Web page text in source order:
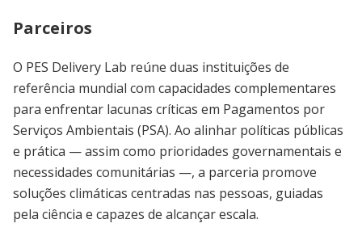
Parceiros
O PES Delivery Lab reúne duas instituições de
referência mundial com capacidades complementares
para enfrentar lacunas críticas em Pagamentos por
Serviços Ambientais (PSA). Ao alinhar políticas públicas
e prática — assim como prioridades governamentais e
necessidades comunitárias —, a parceria promove
soluções climáticas centradas nas pessoas, guiadas
pela ciência e capazes de alcançar escala.